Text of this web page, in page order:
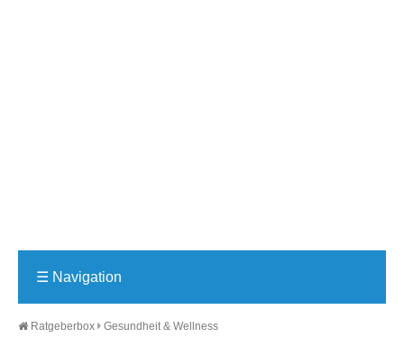
☰ Navigation
Ratgeberbox Gesundheit & Wellness